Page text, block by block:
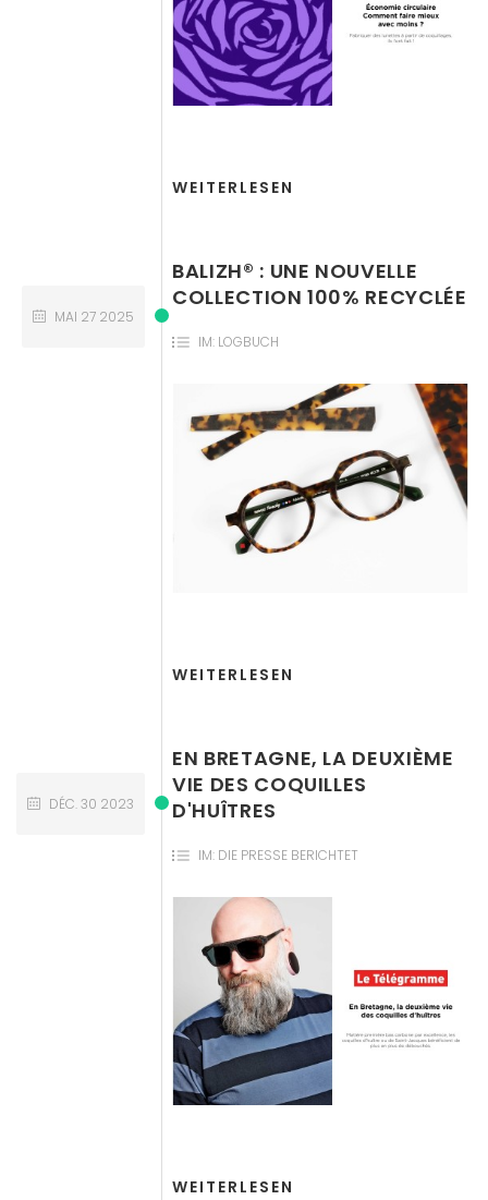
WEITERLESEN
BALIZH® : UNE NOUVELLE
COLLECTION 100% RECYCLÉE
IM: LOGBUCH
MAI 27 2025
WEITERLESEN
EN BRETAGNE, LA DEUXIÈME
VIE DES COQUILLES
D'HUÎTRES
IM: DIE PRESSE BERICHTET
DÉC.30 2023
WEITERLESEN